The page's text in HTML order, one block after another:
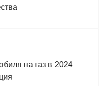
на газ в 2024